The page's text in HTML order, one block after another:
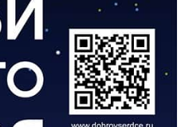
ветеранов СВО